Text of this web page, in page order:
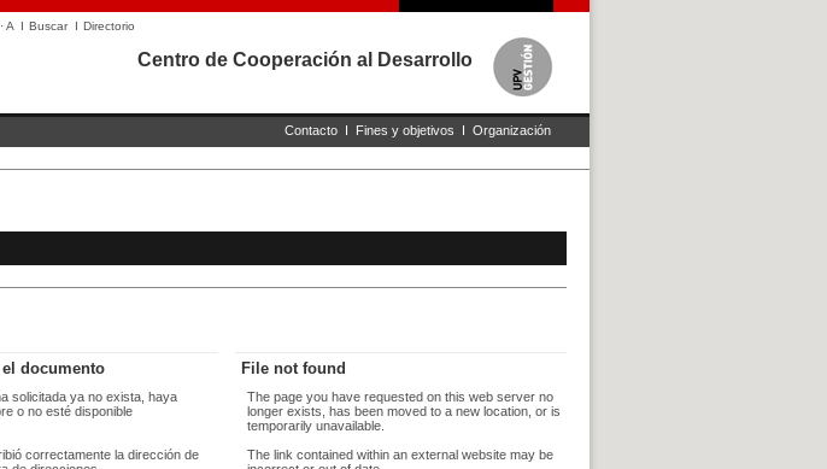
·A I BuscarI Directorio
Centro de Cooperación al Desarrollo
Contacto I Fines y objetivos I Organización